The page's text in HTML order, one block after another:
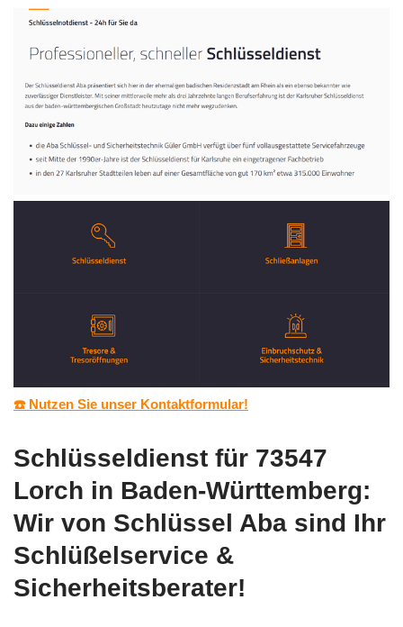
☎️ Nutzen Sie unser Kontaktformular!
Schlüsseldienst für 73547
Lorch in Baden-Württemberg:
Wir von Schlüssel Aba sind Ihr
Schlüßelservice &
Sicherheitsberater!